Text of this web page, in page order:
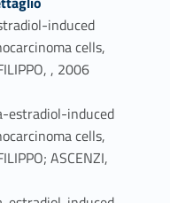
induced
cells,
, 2006 Link identifier #identifier_person_61206-87
estradiol-induced
cells,
ASCENZI,